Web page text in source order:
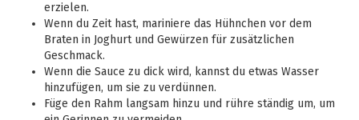
erzielen.
Wenn du Zeit hast, mariniere das Hühnchen vor dem
Braten in Joghurt und Gewürzen für zusätzlichen
Geschmack.
Wenn die Sauce zu dick wird, kannst du etwas Wasser
hinzufügen, um sie zu verdünnen.
Füge den Rahm langsam hinzu und rühre ständig um, um